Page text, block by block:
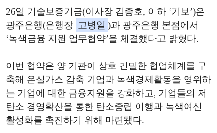
26일 기술보증기금(이사장 김종호, 이하 ‘기보’)은
광주은행(은행장 고병일 )과 광주은행 본점에서
‘녹색금융 지원 업무협약’을 체결했다고 밝혔다.
이번 협약은 양 기관이 상호 긴밀한 협업체계를 구
축해 온실가스 감축 기업과 녹색경제활동을 영위하
는 기업에 대한 금융지원을 강화하고, 기업들의 저
탄소 경영확산을 통한 탄소중립 이행과 녹색여신
활성화를 촉진하기 위해 마련됐다.